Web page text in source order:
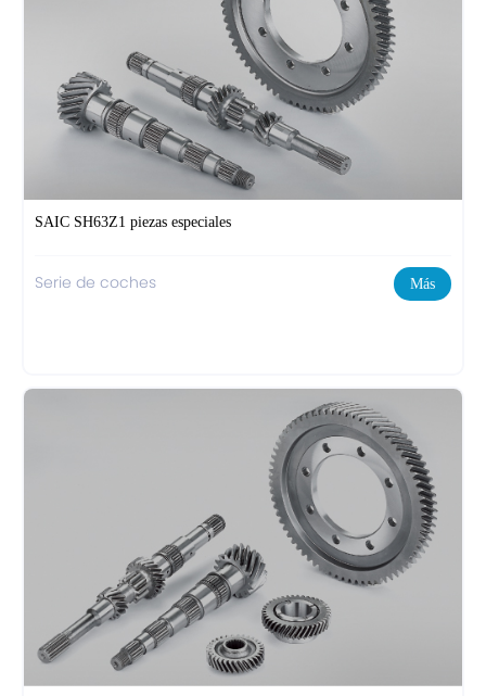
SAIC SH63Z1 piezas especiales
Serie de coches Más